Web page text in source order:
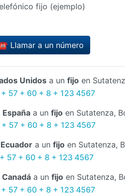
fijo (ejemplo)
Llamar a un número
Unidosa un fijoen
+ 57 + 60 + 8 + 123 4567
España a un fijo en Sutatenza,
+ 57 + 60 + 8 + 123 4567
Ecuador a un fijo en Sutatenza,
57 + 60 + 8 + 123 4567
Canadá a un fijo en Sutatenza,
+ 57 + 60 + 8 + 123 4567